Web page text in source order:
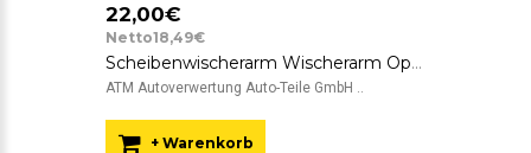
22,00€
Netto18,49€
Scheibenwischerarm Wischerarm Opel Meriva vorne links Fahrerseite
ATM Autoverwertung Auto-Teile GmbH ..
+ Warenkorb